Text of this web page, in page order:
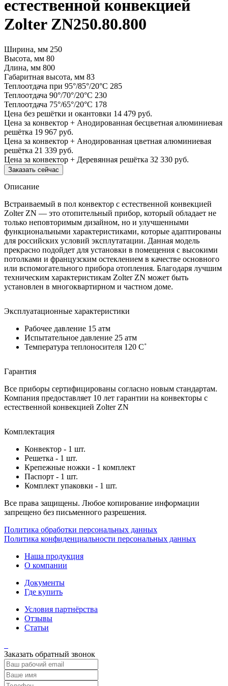
естественной конвекцией
Zolter ZN250.80.800
Ширина, мм 250
Высота, мм 80
Длина, мм 800
Габаритная высота, мм 83
Теплоотдача при 95°/85°/20°С 285
Теплоотдача 90°/70°/20°С 230
Теплоотдача 75°/65°/20°С 178
Цена без решётки и окантовки 14 479 руб.
Цена за конвектор + Анодированная бесцветная алюминиевая
решётка 19 967 руб.
Цена за конвектор + Анодированная цветная алюминиевая
решётка 21 339 руб.
Цена за конвектор + Деревянная решётка 32 330 руб.
Заказать сейчас
Описание
Встраиваемый в пол конвектор с естественной конвекцией
Zolter ZN — это отопительный прибор, который обладает не
только неповторимым дизайном, но и улучшенными
функциональными характеристиками, которые адаптированы
для российских условий эксплутатации. Данная модель
прекрасно подойдет для установки в помещения с высокими
потолками и французским остеклением в качестве основного
или вспомогательного прибора отопления. Благодаря лучшим
техническим характеристикам Zolter ZN может быть
установлен в многоквартирном и частном доме.
Эксплуатационные характеристики
Рабочее давление 15 атм
Испытательное давление 25 атм
Температура теплоносителя 120 C˚
Гарантия
Все приборы сертифицированы согласно новым стандартам.
Компания предоставляет 10 лет гарантии на конвекторы с
естественной конвекцией Zolter ZN
Комплектация
Конвектор - 1 шт.
Решетка - 1 шт.
Крепежные ножки - 1 комплект
Паспорт - 1 шт.
Комплект упаковки - 1 шт.
Все права защищены. Любое копирование информации
запрещено без письменного разрешения.
Политика обработки персональных данных
Политика конфиденциальности персональных данных
Наша продукция
О компании
Документы
Где купить
Условия партнёрства
Отзывы
Статьи
Заказать обратный звонок